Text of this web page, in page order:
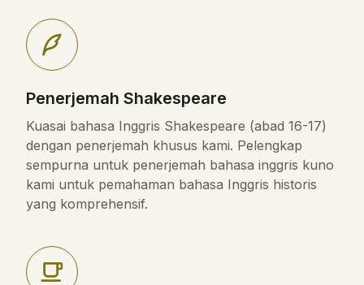
Penerjemah Shakespeare
Kuasai bahasa Inggris Shakespeare (abad 16-17)
dengan penerjemah khusus kami. Pelengkap
sempurna untuk penerjemah bahasa inggris kuno
kami untuk pemahaman bahasa Inggris historis
yang komprehensif.